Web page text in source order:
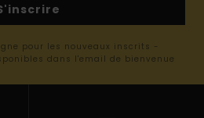
pour les nouveaux inscrits -
dans l'email de bienvenue